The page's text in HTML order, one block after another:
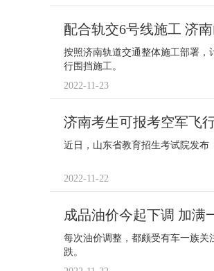
配合轨交6号线施工 济
按照济南轨道交通整体施工部署，
行围挡施工。
2022-11-23
济南考生可报考空军飞
近日，山东省教育招生考试院发布
2022-11-22
成品油价今起下调 加满
每次油价调整，都颇受有车一族关
跌。